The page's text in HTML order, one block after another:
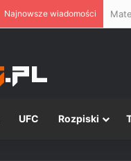
Najnowsze wiadomości
UFC Rozpiski